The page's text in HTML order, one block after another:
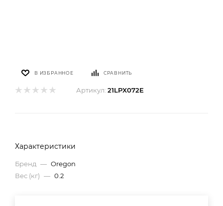
В ИЗБРАННОЕ СРАВНИТЬ
Артикул: 21LPX072E
Характеристики
Бренд — Oregon
Вес (кг) — 0.2